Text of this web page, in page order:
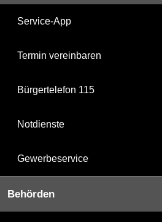
Service-App
Termin vereinbaren
Bürgertelefon 115
Notdienste
Gewerbeservice
Behörden